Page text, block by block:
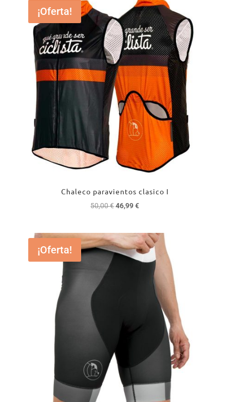
¡Oferta!
Chaleco paravientos clasico I
50,00€El
era:
50,00 €.
46,99€El
es:
46,99 €.
¡Oferta!